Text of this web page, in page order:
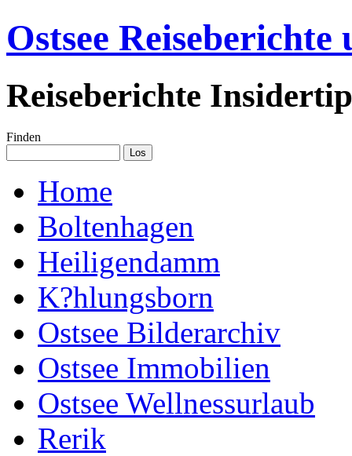
Ostsee
Reiseberichte
Finden
Home
Boltenhagen
Heiligendamm
K?hlungsborn
Ostsee Bilderarchiv
Ostsee Immobilien
Ostsee Wellnessurlaub
Rerik